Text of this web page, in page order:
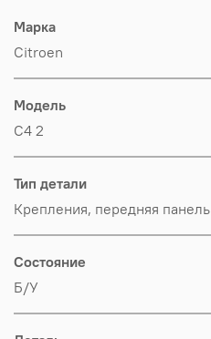
Марка
Citroen
Модель
C4 2
Тип детали
Крепления, передняя панель
Состояние
Б/У